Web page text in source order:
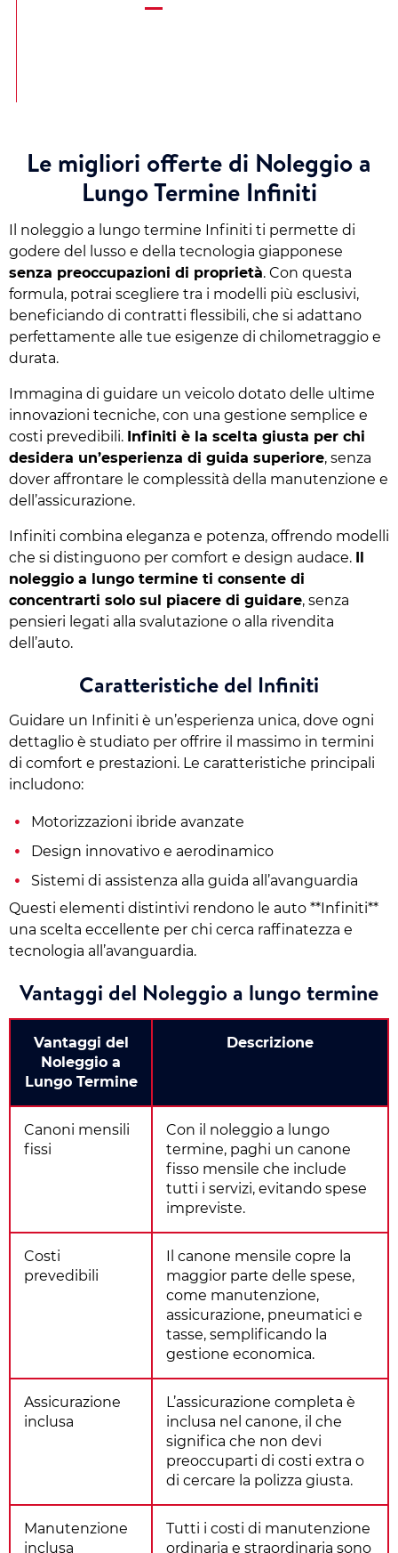
Le migliori offerte di Noleggio a
Lungo Termine Infiniti
Il noleggio a lungo termine Infiniti ti permette di
godere del lusso e della tecnologia giapponese
senza preoccupazioni di proprietà. Con questa
formula, potrai scegliere tra i modelli più esclusivi,
beneficiando di contratti flessibili, che si adattano
perfettamente alle tue esigenze di chilometraggio e
durata.
Immagina di guidare un veicolo dotato delle ultime
innovazioni tecniche, con una gestione semplice e
costi prevedibili. Infiniti è la scelta giusta per chi
desidera un’esperienza di guida superiore, senza
dover affrontare le complessità della manutenzione e
dell’assicurazione.
Infiniti combina eleganza e potenza, offrendo modelli
che si distinguono per comfort e design audace.
noleggio a lungo termine ti consente di
concentrarti solo sul piacere di guidare, senza
pensieri legati alla svalutazione o alla rivendita
dell’auto.
Caratteristiche del Infiniti
Guidare un Infiniti è un’esperienza unica, dove ogni
dettaglio è studiato per offrire il massimo in termini
di comfort e prestazioni. Le caratteristiche principali
includono:
Motorizzazioni ibride avanzate
Design innovativo e aerodinamico
Sistemi di assistenza alla guida all’avanguardia
Questi elementi distintivi rendono le auto **Infiniti**
una scelta eccellente per chi cerca raffinatezza e
tecnologia all’avanguardia.
Vantaggi del Noleggio a lungo termine
Vantaggi del
Noleggio a
Lungo Termine
Descrizione
Canoni mensili
fissi
Con il noleggio a lungo
termine, paghi un canone
fisso mensile che include
tutti i servizi, evitando spese
impreviste.
Costi
prevedibili
Il canone mensile copre la
maggior parte delle spese,
come manutenzione,
assicurazione, pneumatici e
tasse, semplificando la
gestione economica.
Assicurazione
inclusa
L’assicurazione completa è
inclusa nel canone, il che
significa che non devi
preoccuparti di costi extra o
di cercare la polizza giusta.
Manutenzione
inclusa
Tutti i costi di manutenzione
ordinaria e straordinaria sono